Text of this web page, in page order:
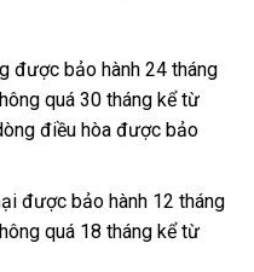
được bảo hành 24 tháng
quá 30 tháng kể từ
điều hòa được bảo
được bảo hành 12 tháng
quá 18 tháng kể từ